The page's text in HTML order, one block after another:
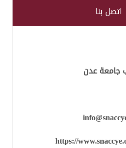
اتصل بنا
جامعة عدن
https://